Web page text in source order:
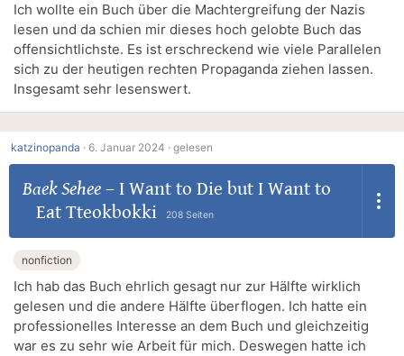
Ich wollte ein Buch über die Machtergreifung der Nazis
lesen und da schien mir dieses hoch gelobte Buch das
offensichtlichste. Es ist erschreckend wie viele Parallelen
sich zu der heutigen rechten Propaganda ziehen lassen.
Insgesamt sehr lesenswert.
katzinopanda · 6. Januar 2024 · gelesen
Baek Sehee– I Want to Die but I Want to
Eat Tteokbokki
208 Seiten
nonfiction
Ich hab das Buch ehrlich gesagt nur zur Hälfte wirklich
gelesen und die andere Hälfte überflogen. Ich hatte ein
professionelles Interesse an dem Buch und gleichzeitig
war es zu sehr wie Arbeit für mich. Deswegen hatte ich